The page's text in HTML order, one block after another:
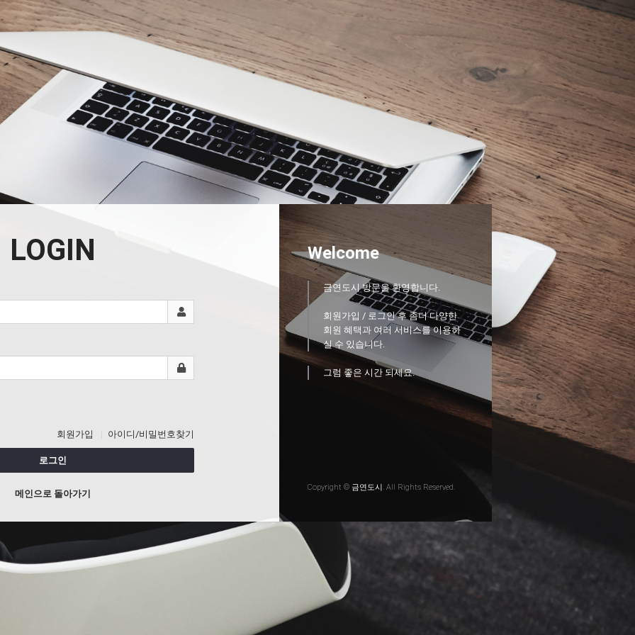
LOGIN
회원가입 아이디/비밀번호찾기
로그인
메인으로 돌아가기
Welcome
금연도시 방문을 환영합니다.
회원가입 / 로그인 후 좀더 다양한
회원 혜택과 여러 서비스를 이용하
실 수 있습니다.
그럼 좋은 시간 되세요.
Copyright © 금연도시. All Rights Reserved.